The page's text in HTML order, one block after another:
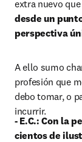
extra nuevo
desde un
perspectiva
A ello sumo
profesión que
debo tomar, o
incurrir.
- E.C.: Con la
cientos de